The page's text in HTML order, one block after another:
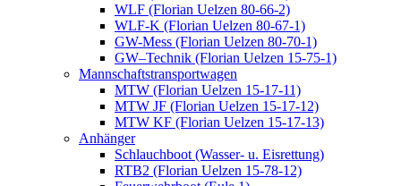
WLF (Florian Uelzen 80-66-2)
WLF-K (Florian Uelzen 80-67-1)
GW-Mess (Florian Uelzen 80-70-1)
GW–Technik (Florian Uelzen 15-75-1)
Mannschaftstransportwagen
MTW (Florian Uelzen 15-17-11)
MTW JF (Florian Uelzen 15-17-12)
MTW KF (Florian Uelzen 15-17-13)
Anhänger
Schlauchboot (Wasser- u. Eisrettung)
RTB2 (Florian Uelzen 15-78-12)